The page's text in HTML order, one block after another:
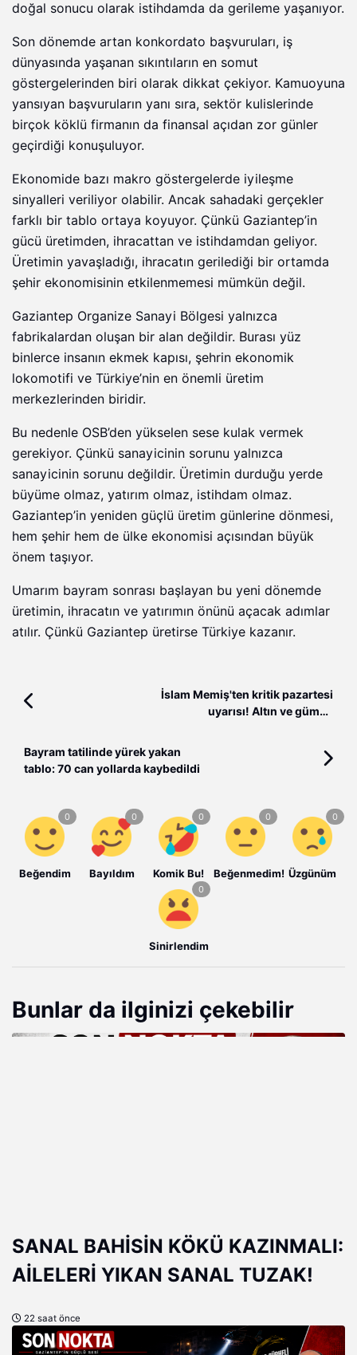
doğal sonucu olarak istihdamda da gerileme yaşanıyor.
Son dönemde artan konkordato başvuruları, iş
dünyasında yaşanan sıkıntıların en somut
göstergelerinden biri olarak dikkat çekiyor. Kamuoyuna
yansıyan başvuruların yanı sıra, sektör kulislerinde
birçok köklü firmanın da finansal açıdan zor günler
geçirdiği konuşuluyor.
Ekonomide bazı makro göstergelerde iyileşme
sinyalleri veriliyor olabilir. Ancak sahadaki gerçekler
farklı bir tablo ortaya koyuyor. Çünkü Gaziantep’in
gücü üretimden, ihracattan ve istihdamdan geliyor.
Üretimin yavaşladığı, ihracatın gerilediği bir ortamda
şehir ekonomisinin etkilenmemesi mümkün değil.
Gaziantep Organize Sanayi Bölgesi yalnızca
fabrikalardan oluşan bir alan değildir. Burası yüz
binlerce insanın ekmek kapısı, şehrin ekonomik
lokomotifi ve Türkiye’nin en önemli üretim
merkezlerinden biridir.
Bu nedenle OSB’den yükselen sese kulak vermek
gerekiyor. Çünkü sanayicinin sorunu yalnızca
sanayicinin sorunu değildir. Üretimin durduğu yerde
büyüme olmaz, yatırım olmaz, istihdam olmaz.
Gaziantep’in yeniden güçlü üretim günlerine dönmesi,
hem şehir hem de ülke ekonomisi açısından büyük
önem taşıyor.
Umarım bayram sonrası başlayan bu yeni dönemde
üretimin, ihracatın ve yatırımın önünü açacak adımlar
atılır. Çünkü Gaziantep üretirse Türkiye kazanır.
İslam Memiş'ten kritik pazartesi
uyarısı! Altın ve gümüş
Bayram tatilinde yürek yakan
tablo: 70 can yollarda kaybedildi
Beğendim Bayıldım Komik Bu! Beğenmedim! Üzgünüm
Sinirlendim
Bunlar da ilginizi çekebilir
SANAL BAHİSİN KÖKÜ KAZINMALI:
AİLELERİ YIKAN SANAL TUZAK!
22 saat önce